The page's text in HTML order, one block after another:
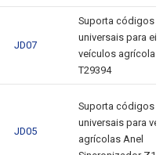
JD07
Suporta códigos
universais para
veículos agrícolas
T29394
JD05
Suporta códigos
universais para
agrícolas Anel